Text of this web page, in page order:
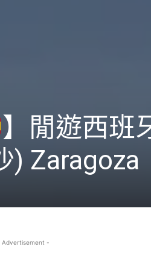
】閒遊西班
) Zaragoza
-